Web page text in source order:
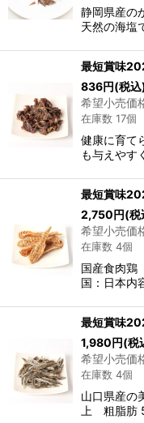
静岡県産の
天然の海塩
最短賞味
836円(税込
希望小売価
在庫数 17個
健康に育て
も与えやす
最短賞味
2,750円(税
希望小売価
在庫数 4個
国産食肉鶏
国：日本内
最短賞味
1,980円(税
希望小売価
在庫数 4個
山口県産の
上 粗脂肪